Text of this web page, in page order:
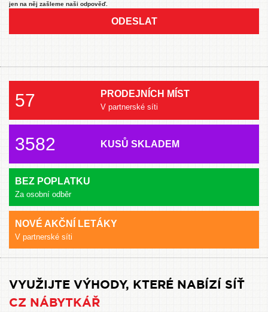
jen na něj zašleme naši odpověď.
ODESLAT
57 PRODEJNÍCH MÍST
V partnerské síti
3582 KUSŮ SKLADEM
BEZ POPLATKU
Za osobní odběr
NOVÉ AKČNÍ LETÁKY
V partnerské síti
VYUŽIJTE VÝHODY, KTERÉ NABÍZÍ SÍŤ
CZ NÁBYTKÁŘ